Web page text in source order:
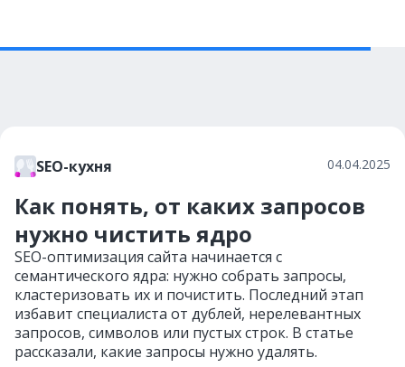
SEO-кухня 04.04.2025
Как понять, от каких запросов
нужно чистить ядро
SEO-оптимизация сайта начинается с
семантического ядра: нужно собрать запросы,
кластеризовать их и почистить. Последний этап
избавит специалиста от дублей, нерелевантных
запросов, символов или пустых строк. В статье
рассказали, какие запросы нужно удалять.